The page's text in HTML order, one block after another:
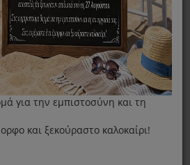
για την εμπιστοσύνη και τη
και ξεκούραστο καλοκαίρι!